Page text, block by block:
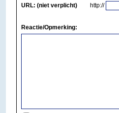
URL: (niet verplicht)
http://
Reactie/Opmerking: